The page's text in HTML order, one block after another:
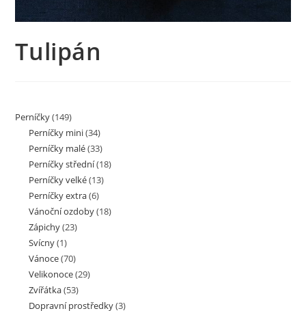
Tulipán
Perníčky(149)
Perníčky mini(34)
Perníčky malé(33)
Perníčky střední(18)
Perníčky velké(13)
Perníčky extra(6)
Vánoční ozdoby(18)
Zápichy(23)
Svícny(1)
Vánoce(70)
Velikonoce(29)
Zvířátka(53)
Dopravní prostředky(3)